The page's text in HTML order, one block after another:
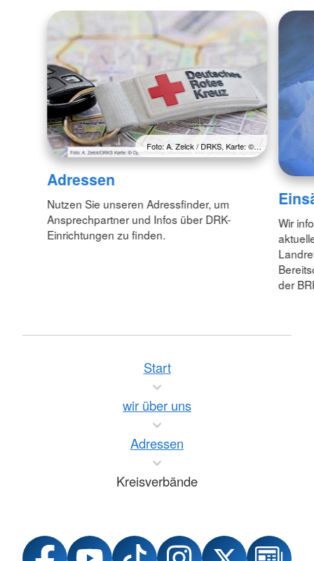
Foto: A. Zelck / DRKS, Karte: ©…
Adressen
Nutzen Sie unseren Adressfinder, um
Ansprechpartner und Infos über DRK-
Einrichtungen zu finden.
Wir
der
Start
wir über uns
Adressen
Kreisverbände